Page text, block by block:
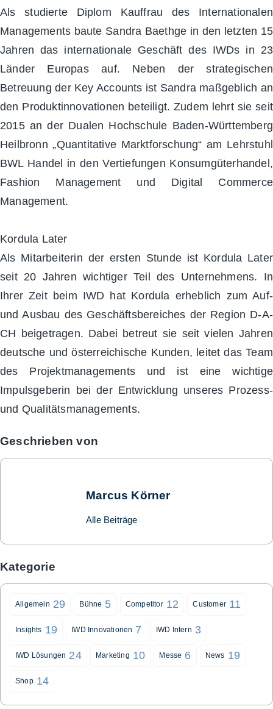
Als studierte Diplom Kauffrau des Internationalen
Managements baute Sandra Baethge in den letzten 15
Jahren das internationale Geschäft des IWDs in 23
Länder Europas auf. Neben der strategischen
Betreuung der Key Accounts ist Sandra maßgeblich an
den Produktinnovationen beteiligt. Zudem lehrt sie seit
2015 an der Dualen Hochschule Baden-Württemberg
Heilbronn „Quantitative Marktforschung“ am Lehrstuhl
BWL Handel in den Vertiefungen Konsumgüterhandel,
Fashion Management und Digital Commerce
Management.
Kordula Later
Als Mitarbeiterin der ersten Stunde ist Kordula Later
seit 20 Jahren wichtiger Teil des Unternehmens. In
Ihrer Zeit beim IWD hat Kordula erheblich zum Auf-
und Ausbau des Geschäftsbereiches der Region D-A-
CH beigetragen. Dabei betreut sie seit vielen Jahren
deutsche und österreichische Kunden, leitet das Team
des Projektmanagements und ist eine wichtige
Impulsgeberin bei der Entwicklung unseres Prozess-
und Qualitätsmanagements.
Geschrieben von
Marcus Körner
Alle Beiträge
Kategorie
Allgemein 29 Bühne 5 Competitor 12 Customer 11
Insights 19 IWD Innovationen 7 IWD Intern 3
IWD Lösungen 24 Marketing 10 Messe 6 News 19
Shop 14